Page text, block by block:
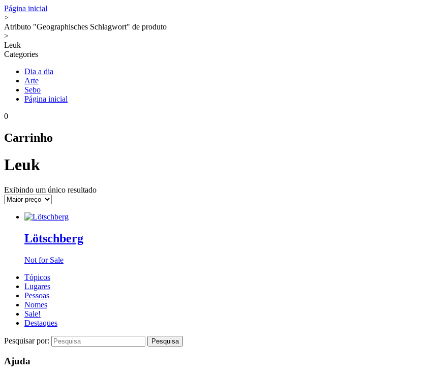
Página inicial
>
Atributo "Geographisches Schlagwort" de produto
>
Leuk
Categories
Dia a dia
Arte
Sebo
Página inicial
0
Carrinho
Leuk
Exibindo um único resultado
Lötschberg
Not for Sale
Tópicos
Lugares
Pessoas
Nomes
Sale!
Destaques
Pesquisar por:
Ajuda